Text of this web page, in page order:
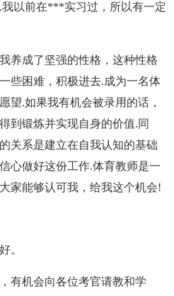
以前在***实习过，所以有一定
养成了坚强的性格，这种性格
些困难，积极进去.成为一名体
望.如果我有机会被录用的话，
到锻炼并实现自身的价值.同
关系是建立在自我认知的基础
心做好这份工作.体育教师是一
家能够认可我，给我这个机会!
。
有机会向各位考官请教和学